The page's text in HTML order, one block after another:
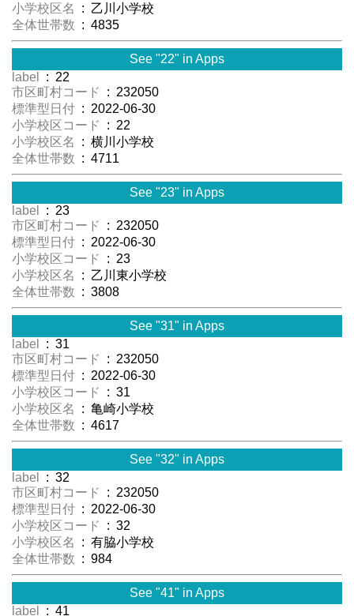
小学校区名
: 乙川小学校
全体世帯数 : 4835
See "22" in Apps
label
: 22
市区町村コード
: 232050
標準型日付 : 2022-06-30
小学校区コード
: 22
小学校区名
: 横川小学校
全体世帯数 : 4711
See "23" in Apps
label
: 23
市区町村コード
: 232050
標準型日付 : 2022-06-30
小学校区コード
: 23
小学校区名
: 乙川東小学校
全体世帯数 : 3808
See "31" in Apps
label
: 31
市区町村コード
: 232050
標準型日付 : 2022-06-30
小学校区コード
: 31
小学校区名
: 亀崎小学校
全体世帯数 : 4617
See "32" in Apps
label
: 32
市区町村コード
: 232050
標準型日付 : 2022-06-30
小学校区コード
: 32
小学校区名
: 有脇小学校
全体世帯数 : 984
See "41" in Apps
label
: 41